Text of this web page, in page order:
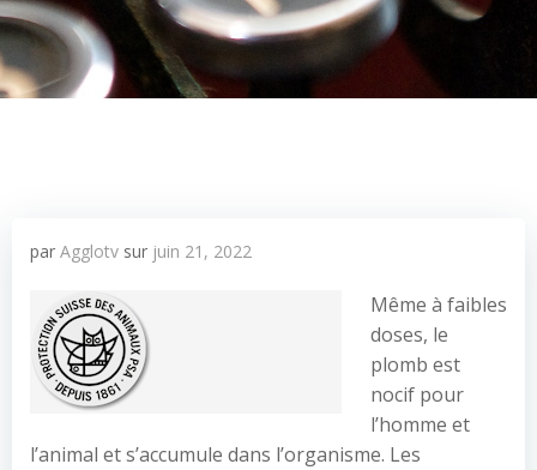
par Agglotv sur juin 21, 2022
Même à faibles
doses, le
plomb est
nocif pour
l’homme et
l’animal et s’accumule dans l’organisme. Les